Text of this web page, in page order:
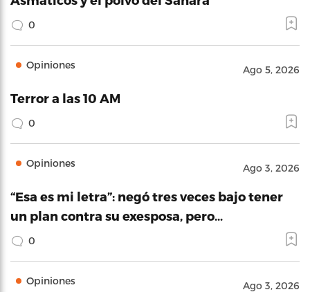
0
Opiniones Ago 5, 2026
Terror a las 10 AM
0
Opiniones Ago 3, 2026
“Esa es mi letra”: negó tres veces bajo tener
un plan contra su exesposa, pero…
0
Opiniones Ago 3, 2026